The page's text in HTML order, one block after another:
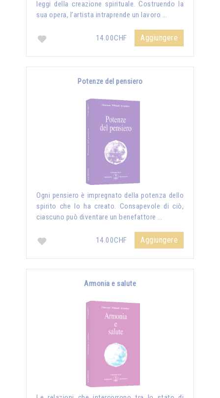
leggi della creazione spirituale. Costruendo la
sua opera, l’artista intraprende un lavoro …
14.00CHF Aggiungere
Potenze del pensiero
Ogni pensiero è impregnato della potenza dello
spirito che lo ha creato. Consapevole di ciò,
ciascuno può diventare un benefattore …
14.00CHF Aggiungere
Armonia e salute